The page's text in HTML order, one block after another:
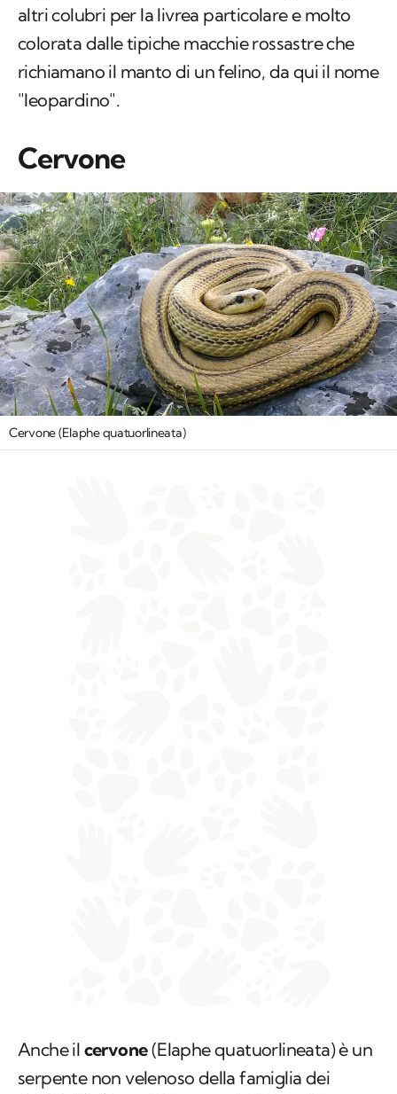
altri colubri per la livrea particolare e molto
colorata dalle tipiche macchie rossastre che
richiamano il manto di un felino, da qui il nome
"leopardino".
Cervone
Cervone (Elaphe quatuorlineata)
Anche il cervone(Elaphe quatuorlineata) è un
serpente non velenoso della famiglia dei